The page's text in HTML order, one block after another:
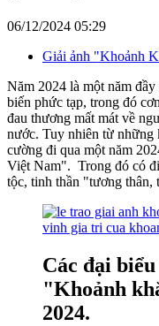
06/12/2024 05:29
Giải ảnh "Khoảnh
Năm 2024 là một năm
biến phức tạp, trong đó
đau thương mất mát về
nước. Tuy nhiên từ những
cường đi qua một năm
Việt Nam". Trong đó có
tộc, tinh thần "tương
Các đại
"Khoảnh
2024.